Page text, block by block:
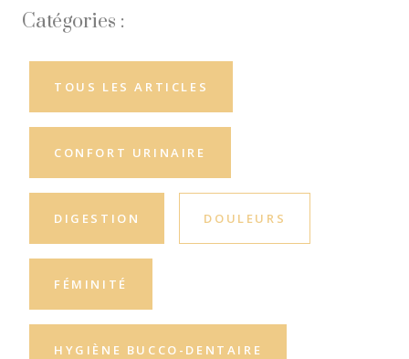
Catégories :
TOUS LES ARTICLES
CONFORT URINAIRE
DIGESTION DOULEURS
FÉMINITÉ
HYGIÈNE BUCCO-DENTAIRE